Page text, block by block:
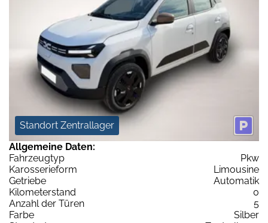
Standort Zentrallager
Allgemeine Daten:
Fahrzeugtyp
Pkw
Karosserieform
Limousine
Getriebe
Automatik
Kilometerstand
0
Anzahl der Türen
5
Farbe
Silber